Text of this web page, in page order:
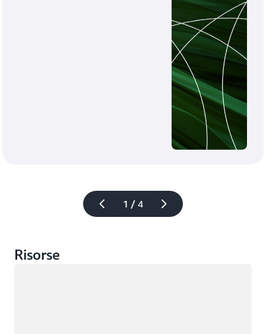
1 / 4
Risorse